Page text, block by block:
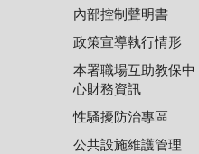
內部控制聲明書
政策宣導執行情形
本署職場互助教保中
心財務資訊
性騷擾防治專區
公共設施維護管理